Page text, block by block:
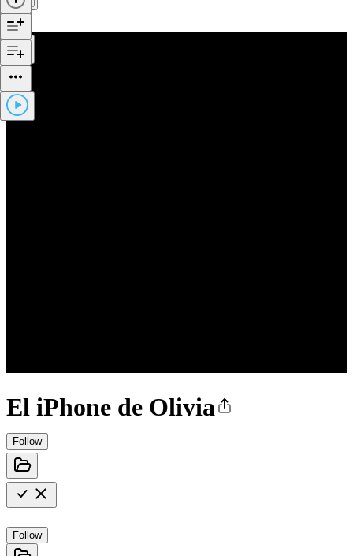
El iPhone de Olivia
Follow
Follow